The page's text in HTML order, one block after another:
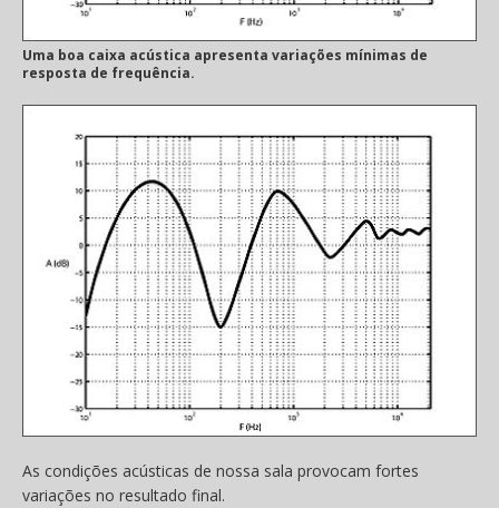
Uma boa caixa acústica apresenta variações mínimas de
resposta de frequência.
As condições acústicas de nossa sala provocam fortes
variações no resultado final.